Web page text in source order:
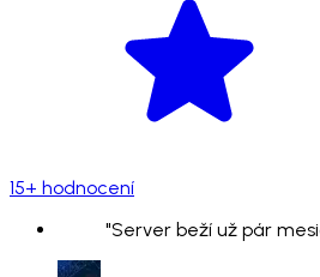
15+ hodnocení
"Server beží už pár